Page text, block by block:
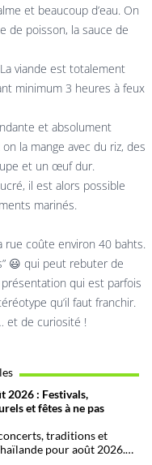
et beaucoup d’eau. On
de poisson, la sauce de
viande est totalement
minimum 3 heures à feux
et absolument
la mange avec du riz, des
et un œuf dur.
il est alors possible
marinés.
rue coûte environ 40 bahts.
😃 qui peut rebuter de
qui est parfois
qu’il faut franchir.
et de curiosité !
2026 : Festivals,
et fêtes à ne pas
traditions et
pour août 2026.